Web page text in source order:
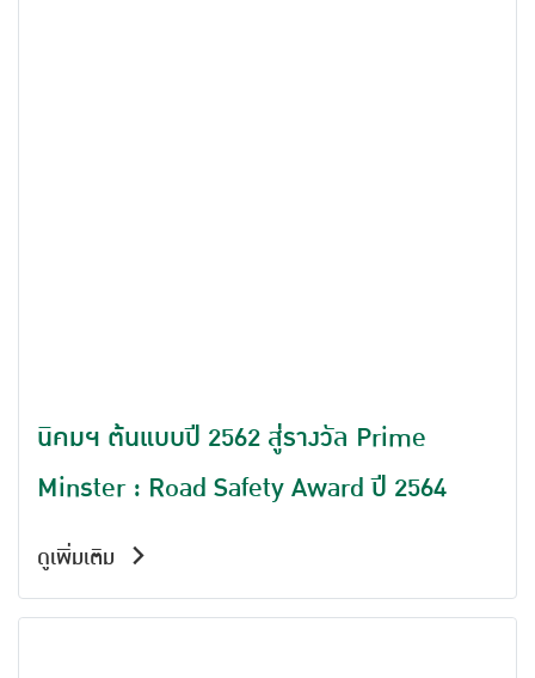
นิคมฯ ต้นแบบปี 2562 สู่รางวัล Prime
Minster : Road Safety Award ปี 2564
ดูเพิ่มเติม